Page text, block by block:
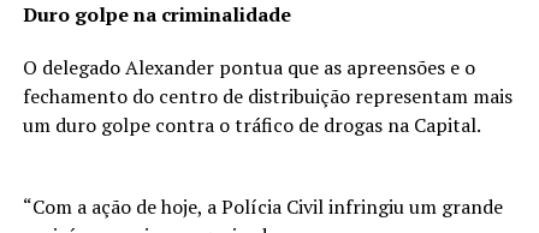
Duro golpe na criminalidade
O delegado Alexander pontua que as apreensões e o
fechamento do centro de distribuição representam mais
um duro golpe contra o tráfico de drogas na Capital.
“Com a ação de hoje, a Polícia Civil infringiu um grande